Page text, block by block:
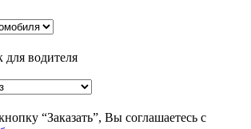
водителя
“Заказать”, Вы соглашаетесь с